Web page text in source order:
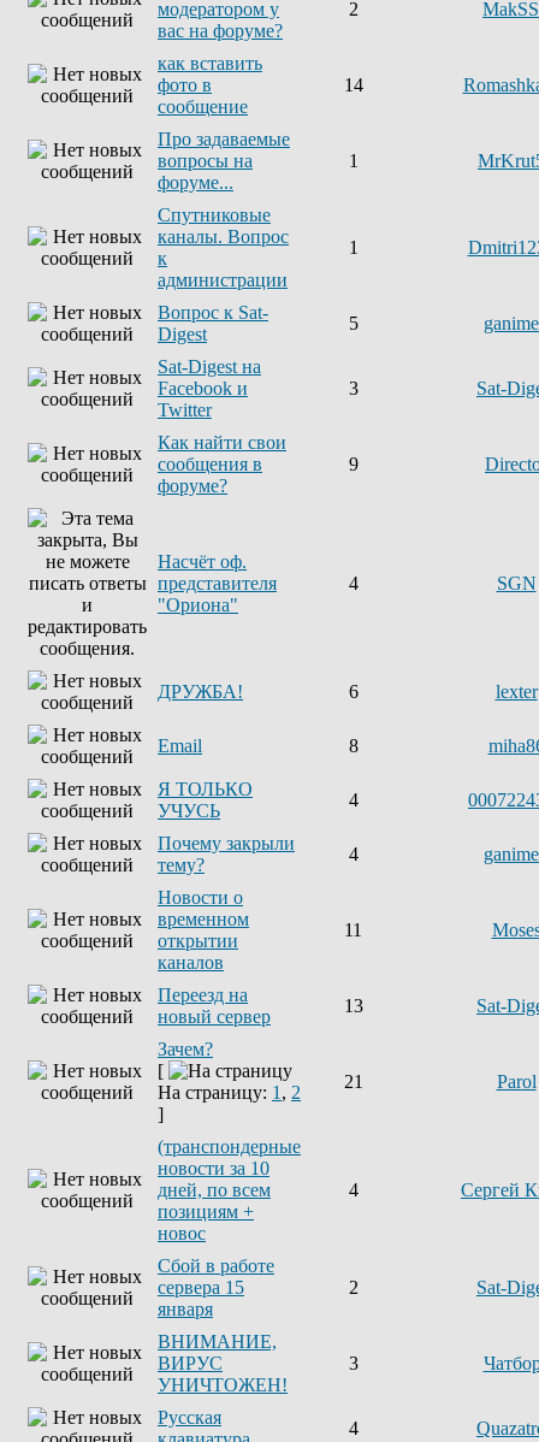
модератором у
вас на форуме?
2
как вставить
фото в
сообщение
14
Про задаваемые
вопросы на
форуме...
1
Спутниковые
каналы. Вопрос
к
администрации
1
Вопрос к Sat-
Digest
5
Sat-Digest на
Facebook и
Twitter
3 Sat-
Как найти свои
сообщения в
форуме?
9
Насчёт оф.
представителя
"Ориона"
4 SGN
ДРУЖБА! 6 lexter
Email 8
Я ТОЛЬКО
УЧУСЬ
4
Почему закрыли
тему?
4
Новости о
временном
открытии
каналов
11
Переезд на
новый сервер
13 Sat-
Зачем?
[
На страницу: 1 , 2
]
21 Parol
(транспондерные
новости за 10
дней, по всем
позициям +
новос
4 Сергей
Сбой в работе
сервера 15
января
2 Sat-
ВНИМАНИЕ,
ВИРУС
УНИЧТОЖЕН!
3
Русская
4